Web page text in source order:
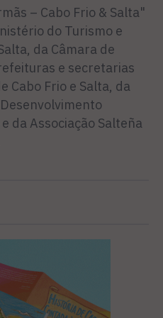
– Cabo Frio & Salta"
do Turismo e
da Câmara de
e secretarias
Cabo Frio e Salta, da
da Associação Salteña